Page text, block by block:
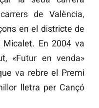
de València,
en el districte de
Micalet. En 2004 va
«Futur en venda»
va rebre el Premi
lletra per Cançó